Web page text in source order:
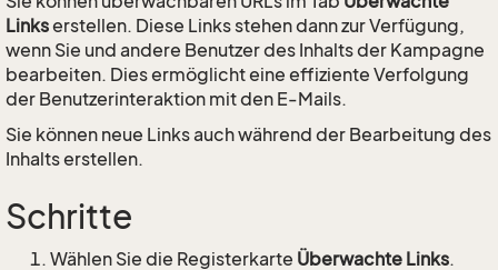
Linkserstellen. Diese Links stehen dann zur Verfügung,
wenn Sie und andere Benutzer des Inhalts der Kampagne
bearbeiten. Dies ermöglicht eine effiziente Verfolgung
der Benutzerinteraktion mit den E-Mails.
Sie können neue Links auch während der Bearbeitung des
Inhalts erstellen.
Schritte
Wählen Sie die Registerkarte Überwachte Links.